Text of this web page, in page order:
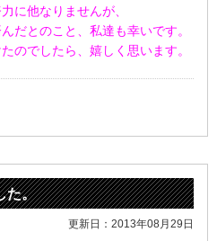
に他なりませんが、
だとのこと、私達も幸いです。
のでしたら、嬉しく思います。
た。
更新日：2013年08月29日